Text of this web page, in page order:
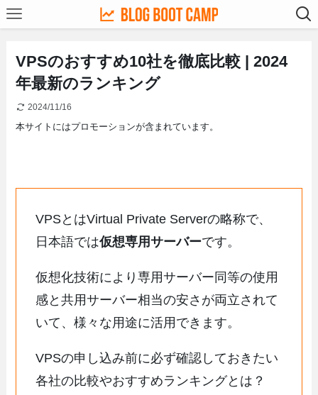
VPSのおすすめ10社を徹底比較 | 2024
年最新のランキング
2024/11/16
本サイトにはプロモーションが含まれています。
VPSとはVirtual Private Serverの略称で、
日本語では仮想専用サーバーです。
仮想化技術により専用サーバー同等の使用
感と共用サーバー相当の安さが両立されて
いて、様々な用途に活用できます。
VPSの申し込み前に必ず確認しておきたい
各社の比較やおすすめランキングとは？